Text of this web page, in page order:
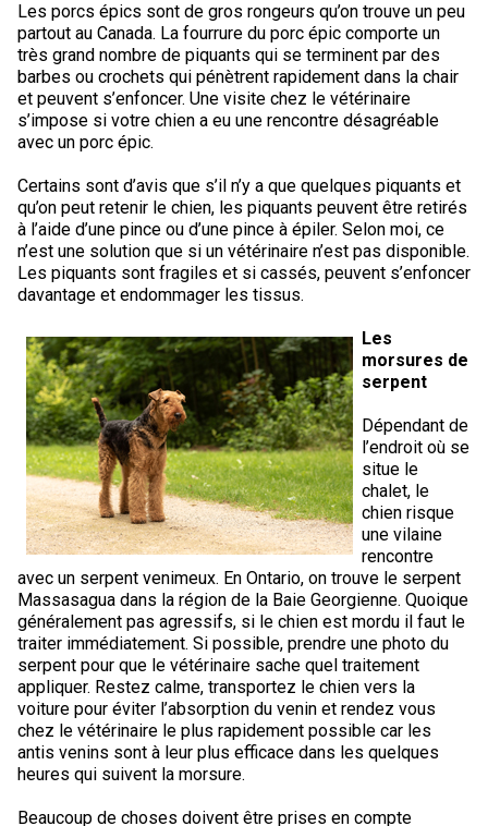
Les porcs épics sont de gros rongeurs qu’on trouve un peu
partout au Canada. La fourrure du porc épic comporte un
très grand nombre de piquants qui se terminent par des
barbes ou crochets qui pénètrent rapidement dans la chair
et peuvent s’enfoncer. Une visite chez le vétérinaire
s’impose si votre chien a eu une rencontre désagréable
avec un porc épic.
Certains sont d’avis que s’il n’y a que quelques piquants et
qu’on peut retenir le chien, les piquants peuvent être retirés
à l’aide d’une pince ou d’une pince à épiler. Selon moi, ce
n’est une solution que si un vétérinaire n’est pas disponible.
Les piquants sont fragiles et si cassés, peuvent s’enfoncer
davantage et endommager les tissus.
Les
morsures de
serpent
Dépendant de
l’endroit où se
situe le
chalet, le
chien risque
une vilaine
rencontre
avec un serpent venimeux. En Ontario, on trouve le serpent
Massasagua dans la région de la Baie Georgienne. Quoique
généralement pas agressifs, si le chien est mordu il faut le
traiter immédiatement. Si possible, prendre une photo du
serpent pour que le vétérinaire sache quel traitement
appliquer. Restez calme, transportez le chien vers la
voiture pour éviter l’absorption du venin et rendez vous
chez le vétérinaire le plus rapidement possible car les
antis venins sont à leur plus efficace dans les quelques
heures qui suivent la morsure.
Beaucoup de choses doivent être prises en compte